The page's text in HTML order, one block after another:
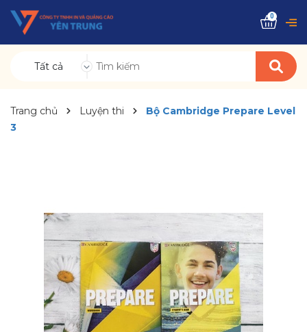
Tất cả
0
Trang chủ Luyện thi
Bộ Cambridge Prepare Level
3